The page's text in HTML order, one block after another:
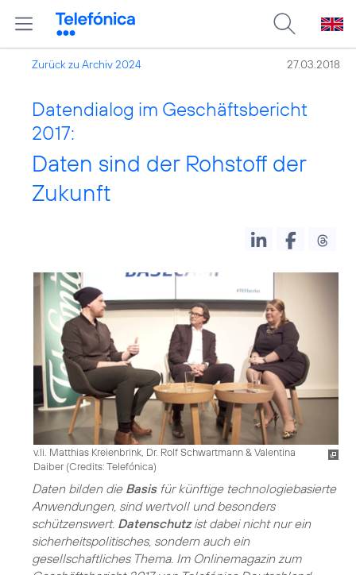
Zurück zu Archiv 2024 27.03.2018
Datendialog im Geschäftsbericht
2017:
Daten sind der Rohstoff der
Zukunft
v.li. Matthias Kreienbrink, Dr. Rolf Schwartmann & Valentina
Daiber (Credits: Telefónica)
Daten bilden die Basisfür künftige technologiebasierte
Anwendungen, sind wertvoll und besonders
schützenswert. Datenschutzist dabei nicht nur ein
sicherheitspolitisches, sondern auch ein
gesellschaftliches Thema. Im Onlinemagazin zum